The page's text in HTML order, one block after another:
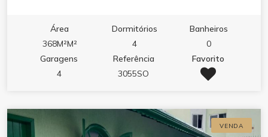
Área
368M²M²
Dormitórios
4
Banheiros
0
Garagens
4
Referência
3055SO
Favorito
VENDA